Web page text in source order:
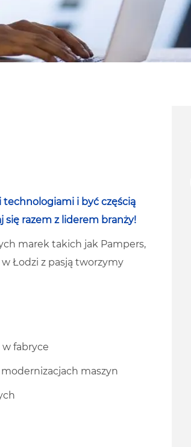
i być częścią
się razem z liderem branży!
marek takich jak Pampers,
Łodzi z pasją tworzymy
fabryce
maszyn